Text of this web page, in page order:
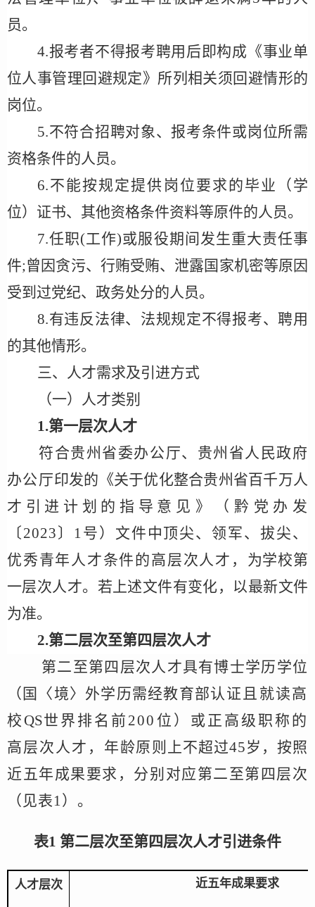
员。
4.报考者不得报考聘用后即构成《事业单
位人事管理回避规定》所列相关须回避情形的
岗位。
5.不符合招聘对象、报考条件或岗位所需
资格条件的人员。
6.不能按规定提供岗位要求的毕业（学
位）证书、 其他资格条件资料等原件的人员。
7.任职(工作)或服役期间发生重大责任事
件;曾因贪污、行贿受贿、泄露国家机密等原因
受到过党纪、政务处分的人员。
8.有违反法律、法规规定不得报考、聘用
的其他情形。
三、人才需求及引进方式
（一）人才类别
1.第一层次人才
符合贵州省委办公厅、贵州省人民政府
办公厅印发的《关于优化整合贵州省百千万人
才引进计划的指导意 见》 （ 黔党办发
〔 2023〕1号 ） 文件中顶尖、领军、拔尖、
优秀青年人才条件的高层次人才， 为学校第
一层次人才。若上述文件有变化，以最新文件
为准。
2.第二层次至第四层次人才
第二至第四层次人才具有博士学历学位
（ 国 〈境〉 外学历需经教育部认证且就读高
校 QS世界排名前 200 位 ） 或正高级职称 的
高层次人才，年龄原则上不超过45岁， 按照
近五年成果要求，分别对应第二至第四层次
（见表1） 。
表1 第二层次至第四层次人才引进条件
人才层次 近五年成果要求